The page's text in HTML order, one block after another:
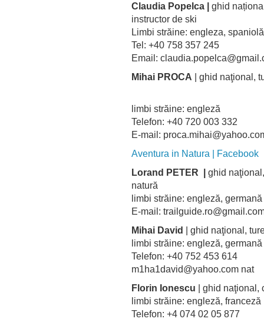
Claudia Popelca | ghid
instructor de ski
Limbi străine: engleza, spaniolă
Tel: +40 758 357 245
Email:
Mihai PROCA | ghid naţional,
limbi străine: engleză
Telefon: +40 720 003 332
E-mail:
Aventura in Natura | Facebook
Lorand PETER | ghid
natură
limbi străine: engleză, germană
E-mail:
Mihai David | ghid naţional,
limbi străine: engleză,
Telefon: +40 752 453 614
m1ha1david@yahoo.com nat
Florin Ionescu | ghid naţional,
limbi străine: engleză, franceză
Telefon: +4 074 02 05 877